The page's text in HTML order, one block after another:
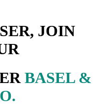
JOIN
BASEL &